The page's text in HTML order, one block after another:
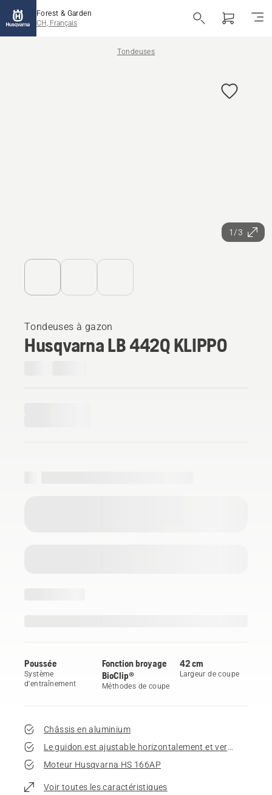
Forest & Garden
CH, Français
Tondeuses
1/3
Tondeuses à gazon
Husqvarna LB 442Q KLIPPO
Poussée
Système
d'entraînement
Fonction broyage
BioClip®
Méthodes de coupe
42 cm
Largeur de coupe
Châssis en aluminium
Le guidon est ajustable horizontalement et verticalement
Moteur Husqvarna HS 166AP
Voir toutes les caractéristiques